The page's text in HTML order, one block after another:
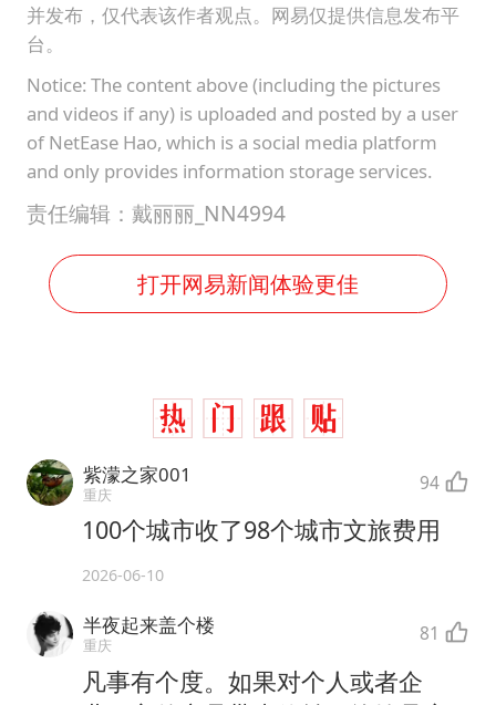
并发布，仅代表该作者观点。网易仅提供信息发布平
台。
Notice: The content above (including the pictures
and videos if any) is uploaded and posted by a user
of NetEase Hao, which is a social media platform
and only provides information storage services.
责任编辑：戴丽丽_NN4994
打开网易新闻体验更佳
紫濛之家001
重庆 94
100个城市收了98个城市文旅费用
2026-06-10
半夜起来盖个楼
重庆 81
凡事有个度。如果对个人或者企